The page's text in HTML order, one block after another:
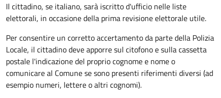
Il cittadino, se italiano, sarà iscritto d'ufficio nelle liste
elettorali, in occasione della prima revisione elettorale utile.
Per consentire un corretto accertamento da parte della Polizia
Locale, il cittadino deve apporre sul citofono e sulla cassetta
postale l'indicazione del proprio cognome e nome o
comunicare al Comune se sono presenti riferimenti diversi (ad
esempio numeri, lettere o altri cognomi).